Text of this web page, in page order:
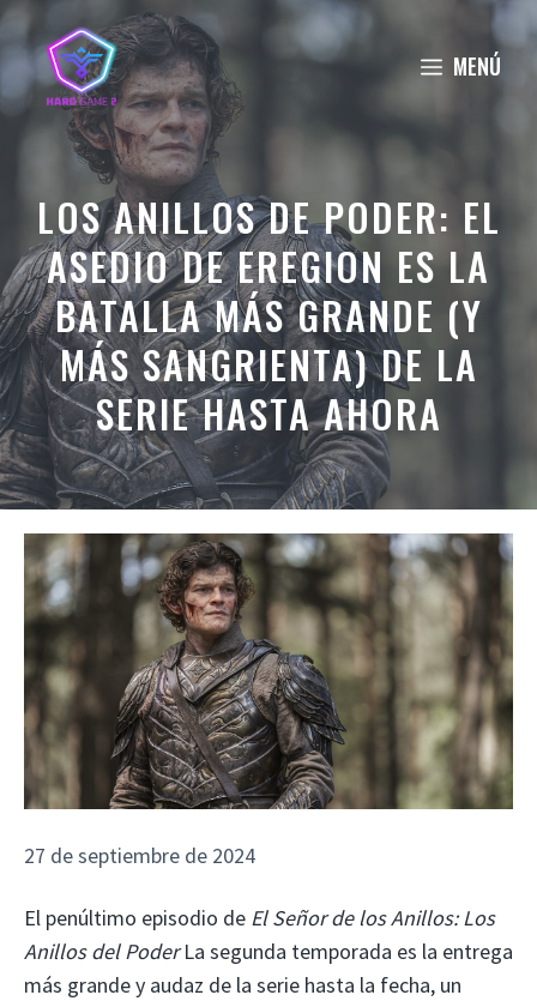
Saltar
contenido
MENÚ
LOS ANILLOS DE PODER: EL
ASEDIO DE EREGION ES LA
BATALLA MÁS GRANDE (Y
MÁS SANGRIENTA) DE LA
SERIE HASTA AHORA
27 de septiembre de 2024
El penúltimo episodio de El Señor de los Anillos: Los
Anillos del PoderLa segunda temporada es la entrega
más grande y audaz de la serie hasta la fecha, un